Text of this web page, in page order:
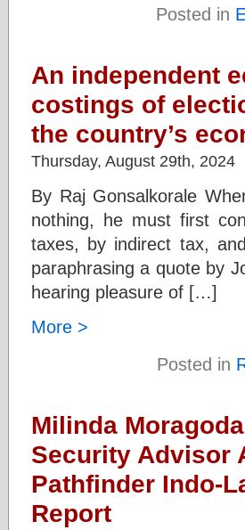
Posted in
An independent
costings of
the country’s
Thursday, August 29th, 2024
By Raj Gonsalkorale
nothing, he must first
taxes, by indirect tax,
paraphrasing a quote by
hearing pleasure of […]
More >
Posted in
Milinda
Security Advisor
Pathfinder Indo-
Report